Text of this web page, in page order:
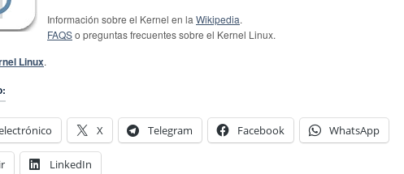
Información sobre el Kernel en la Wikipedia.
FAQSo preguntas frecuentes sobre el Kernel Linux.
Linux.
X Telegram Facebook WhatsApp
LinkedIn